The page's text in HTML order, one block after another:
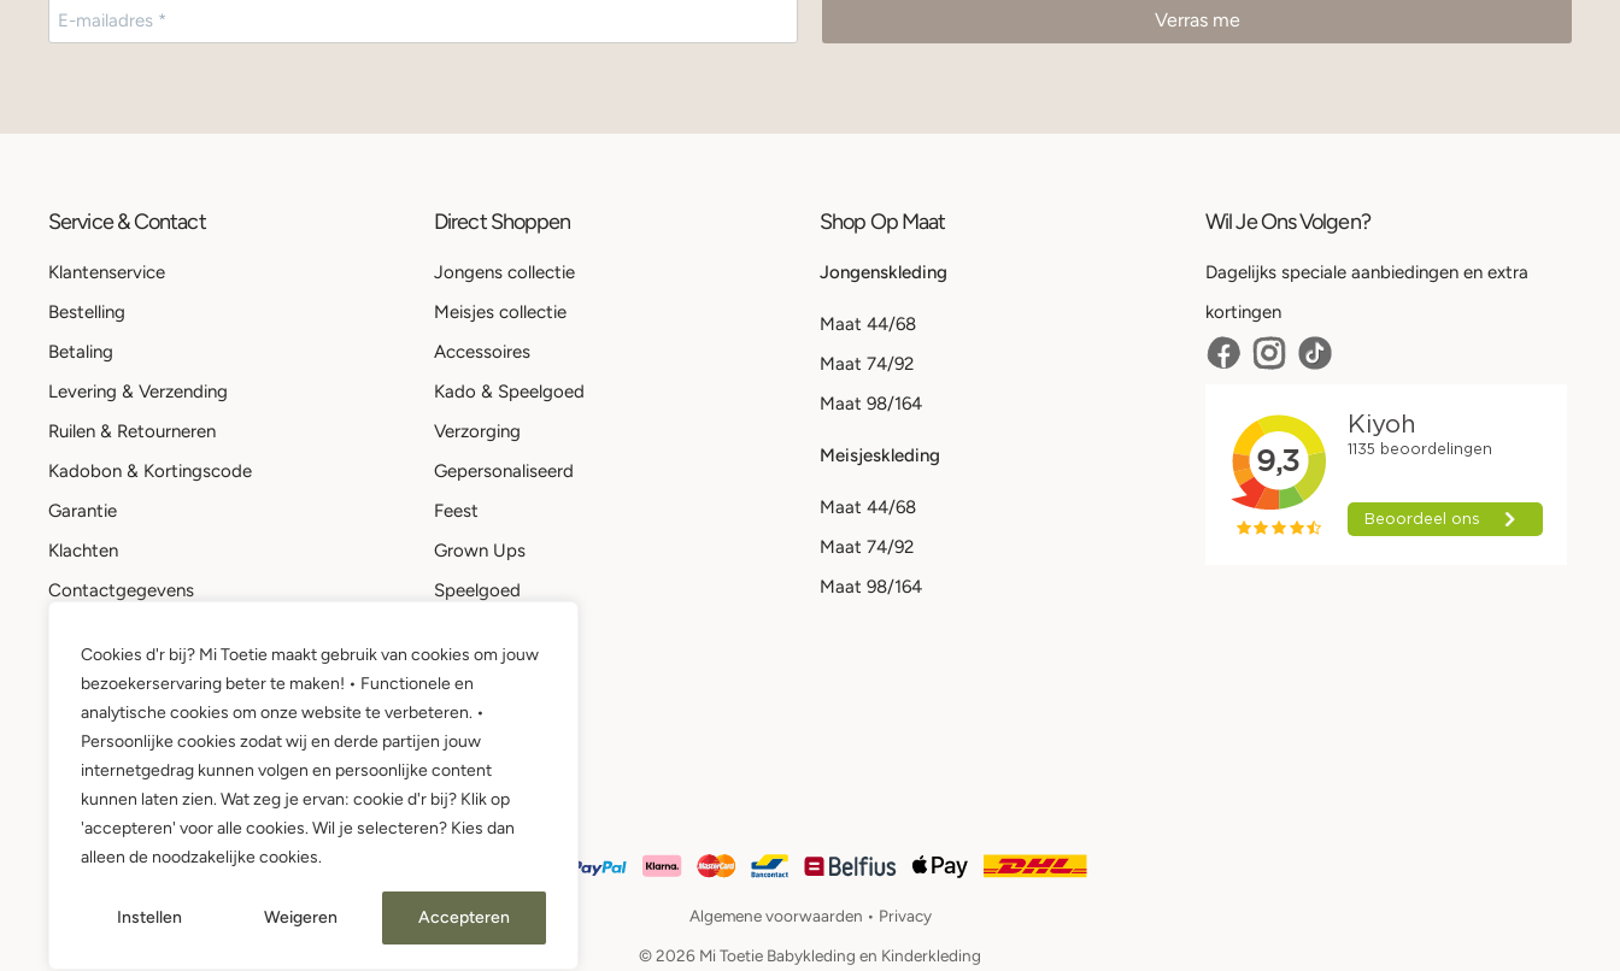
Cookies d'r bij? Mi Toetie maakt gebruik van cookies om jouw
bezoekerservaring beter te maken! • Functionele en
analytische cookies om onze website te verbeteren. •
Persoonlijke cookies zodat wij en derde partijen jouw
internetgedrag kunnen volgen en persoonlijke content
kunnen laten zien. Wat zeg je ervan: cookie d'r bij? Klik op
'accepteren' voor alle cookies. Wil je selecteren? Kies dan
alleen de noodzakelijke cookies.
Instellen Weigeren Accepteren
Service & Contact
Klantenservice
Bestelling
Betaling
Levering & Verzending
Ruilen & Retourneren
Kadobon & Kortingscode
Garantie
Klachten
Contactgegevens
Mi Toetie account
Wie is Mi Toetie?
Direct Shoppen
Jongens collectie
Meisjes collectie
Accessoires
Kado & Speelgoed
Verzorging
Gepersonaliseerd
Feest
Grown Ups
Speelgoed
Shop Op Maat
Jongenskleding
Maat 44/68
Maat 74/92
Maat 98/164
Meisjeskleding
Maat 44/68
Maat 74/92
Maat 98/164
Wil Je Ons Volgen?
Dagelijks speciale aanbiedingen en extra
kortingen
Algemene voorwaarden • Privacy
© 2026 Mi Toetie Babykleding en Kinderkleding